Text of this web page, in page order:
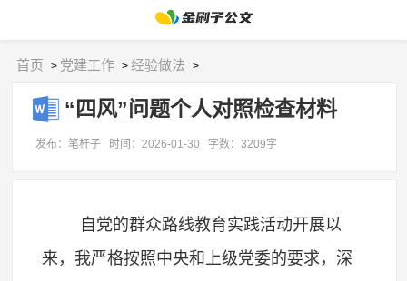
首页 > 党建工作 >经验做法 >
“四风”问题个人对照检查材料
发布：笔杆子 时间：2026-01-30 字数：3209字
自党的群众路线教育实践活动开展以
来，我严格按照中央和上级党委的要求，深